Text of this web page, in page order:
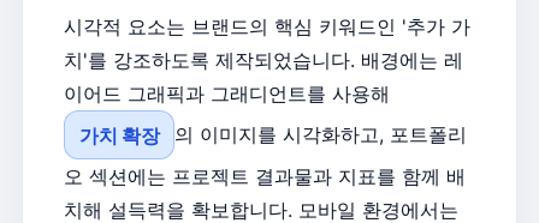
시각적 요소는 브랜드의 핵심 키워드인 '추가 가
치'를 강조하도록 제작되었습니다. 배경에는 레
이어드 그래픽과 그래디언트를 사용해
가치 확장
의 이미지를 시각화하고, 포트폴리
오 섹션에는 프로젝트 결과물과 지표를 함께 배
치해 설득력을 확보합니다. 모바일 환경에서는